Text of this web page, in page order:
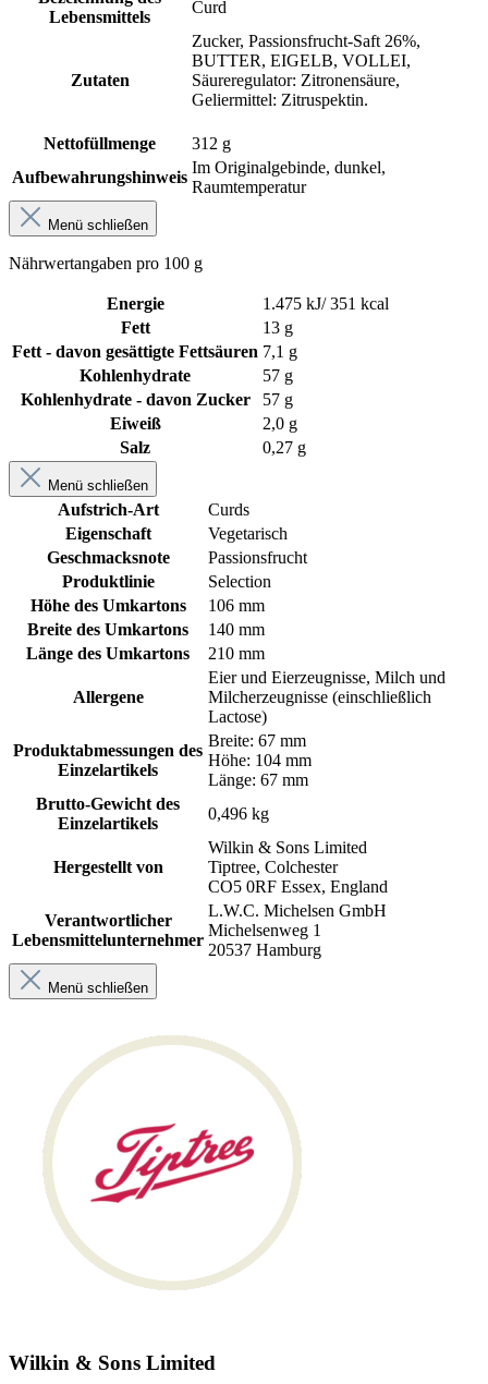
Lebensmittels
Curd
Zutaten
Zucker, Passionsfrucht-Saft 26%,
BUTTER, EIGELB, VOLLEI,
Säureregulator: Zitronensäure,
Geliermittel: Zitruspektin.
Nettofüllmenge
312 g
Aufbewahrungshinweis
Im Originalgebinde, dunkel,
Raumtemperatur
Menü schließen
Nährwertangaben pro 100 g
Energie
1.475 kJ/ 351 kcal
Fett
13 g
Fett - davon gesättigte Fettsäuren 7,1 g
Kohlenhydrate
57 g
Kohlenhydrate - davon Zucker
57 g
Eiweiß
2,0 g
Salz
0,27 g
Menü schließen
Aufstrich-Art
Curds
Eigenschaft
Vegetarisch
Geschmacksnote
Passionsfrucht
Produktlinie
Selection
Höhe des Umkartons
106 mm
Breite des Umkartons
140 mm
Länge des Umkartons
210 mm
Allergene
Eier und Eierzeugnisse, Milch und
Milcherzeugnisse (einschließlich
Lactose)
Produktabmessungen des
Einzelartikels
Breite: 67 mm
Höhe: 104 mm
Länge: 67 mm
Brutto-Gewicht des
Einzelartikels
0,496 kg
Hergestellt von
Wilkin & Sons Limited
Tiptree, Colchester
CO5 0RF Essex, England
Verantwortlicher
Lebensmittelunternehmer
L.W.C. Michelsen GmbH
Michelsenweg 1
20537 Hamburg
Menü schließen
Wilkin & Sons Limited